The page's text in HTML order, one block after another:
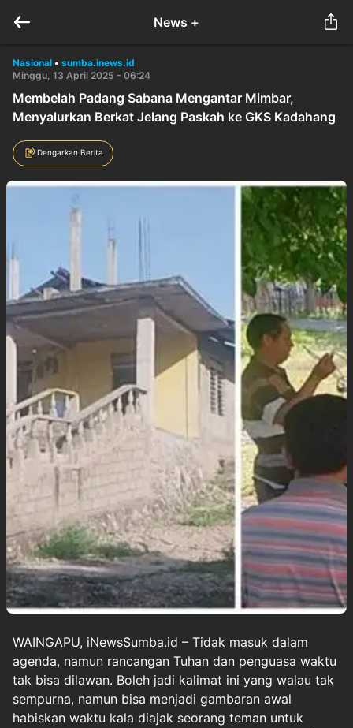
News +
Nasional • sumba.inews.id
Minggu, 13 April 2025 - 06:24
Membelah Padang Sabana Mengantar Mimbar,
Menyalurkan Berkat Jelang Paskah ke GKS Kadahang
Dengarkan Berita
WAINGAPU, iNewsSumba.id – Tidak masuk dalam
agenda, namun rancangan Tuhan dan penguasa waktu
tak bisa dilawan. Boleh jadi kalimat ini yang walau tak
sempurna, namun bisa menjadi gambaran awal
habiskan waktu kala diajak seorang teman untuk